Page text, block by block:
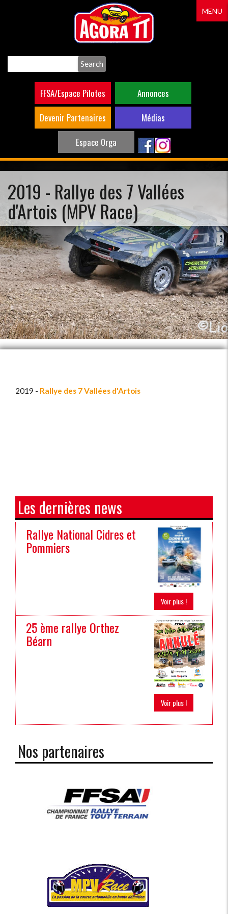
FFSA/Espace Pilotes
Annonces
Devenir Partenaires
Médias
Espace Orga
MENU
2019 - Rallye des 7 Vallées
d'Artois (MPV Race)
2019 - Rallye des 7 Vallées d'Artois
Les dernières news
Rallye National Cidres et
Pommiers
Voir plus !
25 ème rallye Orthez
Béarn
Voir plus !
Nos partenaires